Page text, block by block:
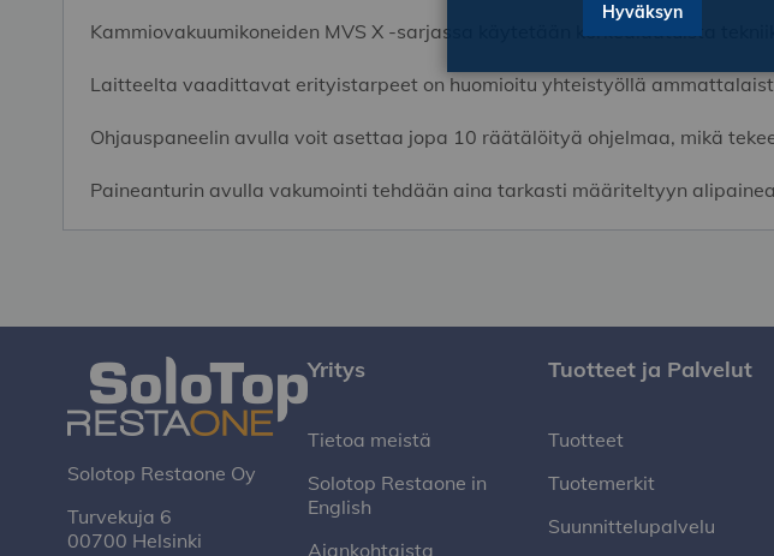
images
Kammiovakuumikoneiden MVS X -sarjassa käytetään korkealaatuista
Laitteelta vaadittavat erityistarpeet on huomioitu yhteistyöllä
Ohjauspaneelin avulla voit asettaa jopa 10 räätälöityä ohjelmaa, mikä
Paineanturin avulla vakumointi tehdään aina tarkasti määriteltyyn
Solotop Restaone Oy
Turvekuja 6
00700 Helsinki
Yritys
Tietoa meistä
Solotop Restaone in
English
Ajankohtaista
Tuotteet ja Palvelut
Tuotteet
Tuotemerkit
Suunnittelupalvelu
Hyväksyn